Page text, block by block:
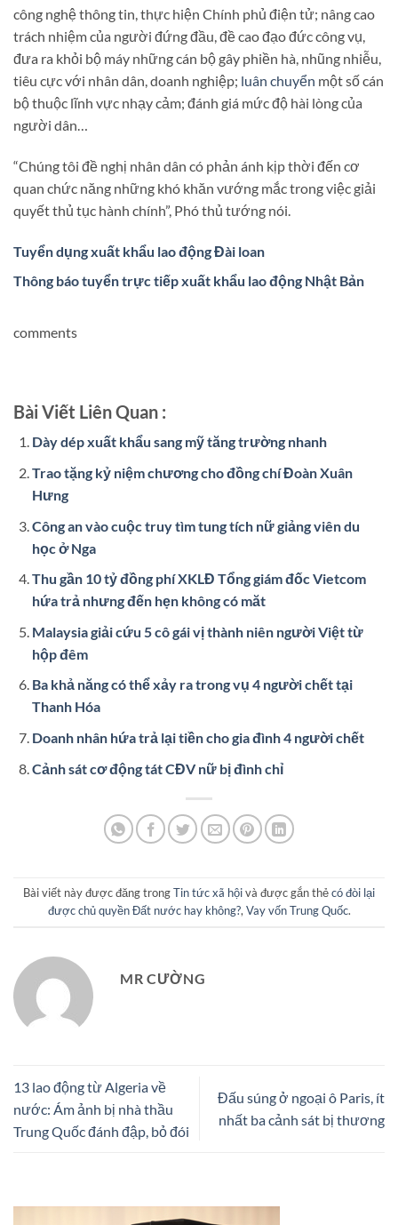
công nghệ thông tin, thực hiện Chính phủ điện tử; nâng cao
trách nhiệm của người đứng đầu, đề cao đạo đức công vụ,
đưa ra khỏi bộ máy những cán bộ gây phiền hà, nhũng nhiễu,
tiêu cực với nhân dân, doanh nghiệp; luân chuyển một số cán
bộ thuộc lĩnh vực nhạy cảm; đánh giá mức độ hài lòng của
người dân…
“Chúng tôi đề nghị nhân dân có phản ánh kịp thời đến cơ
quan chức năng những khó khăn vướng mắc trong việc giải
quyết thủ tục hành chính”, Phó thủ tướng nói.
Tuyển dụng xuất khẩu lao động Đài loan
Thông báo tuyển trực tiếp xuất khẩu lao động Nhật Bản
comments
Bài Viết Liên Quan :
Dày dép xuất khẩu sang mỹ tăng trường nhanh
Trao tặng kỷ niệm chương cho đồng chí Đoàn Xuân
Hưng
Công an vào cuộc truy tìm tung tích nữ giảng viên du
học ở Nga
Thu gần 10 tỷ đồng phí XKLĐ Tổng giám đốc Vietcom
hứa trả nhưng đến hẹn không có măt
Malaysia giải cứu 5 cô gái vị thành niên người Việt từ
hộp đêm
Ba khả năng có thể xảy ra trong vụ 4 người chết tại
Thanh Hóa
Doanh nhân hứa trả lại tiền cho gia đình 4 người chết
Cảnh sát cơ động tát CĐV nữ bị đình chỉ
Bài viết này được đăng trongTin tức xã hộivà được gắn thẻcó đòi lại
được chủ quyền Đất nước hay không?, Vay vốn Trung Quốc.
MR CƯỜNG
13 lao động từ Algeria về
nước: Ám ảnh bị nhà thầu
Trung Quốc đánh đập, bỏ đói
Đấu súng ở ngoại ô Paris, ít
nhất ba cảnh sát bị thương